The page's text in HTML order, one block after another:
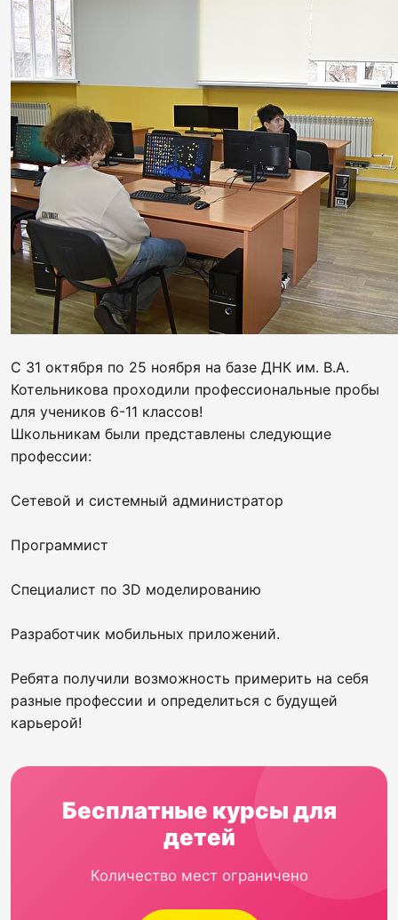
С 31 октября по 25 ноября на базе ДНК им. В.А.
Котельникова проходили профессиональные пробы
для учеников 6-11 классов!
Школьникам были представлены следующие
профессии:
Сетевой и системный администратор
Программист
Специалист по 3D моделированию
Разработчик мобильных приложений.
Ребята получили возможность примерить на себя
разные профессии и определиться с будущей
карьерой!
Бесплатные курсы для
детей
Количество мест ограничено